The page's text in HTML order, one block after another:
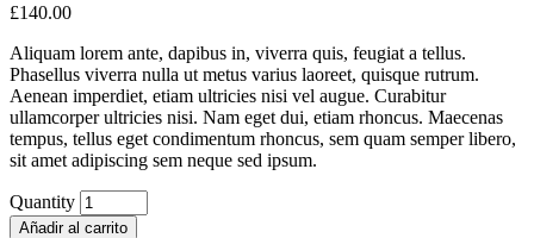
£140.00
Aliquam lorem ante, dapibus in, viverra quis, feugiat a tellus.
Phasellus viverra nulla ut metus varius laoreet, quisque rutrum.
Aenean imperdiet, etiam ultricies nisi vel augue. Curabitur
ullamcorper ultricies nisi. Nam eget dui, etiam rhoncus. Maecenas
tempus, tellus eget condimentum rhoncus, sem quam semper libero,
sit amet adipiscing sem neque sed ipsum.
Quantity
Añadir al carrito